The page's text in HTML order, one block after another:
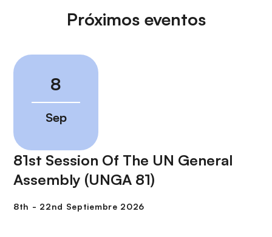
Próximos eventos
81st Session Of The UN General
Assembly (UNGA 81)